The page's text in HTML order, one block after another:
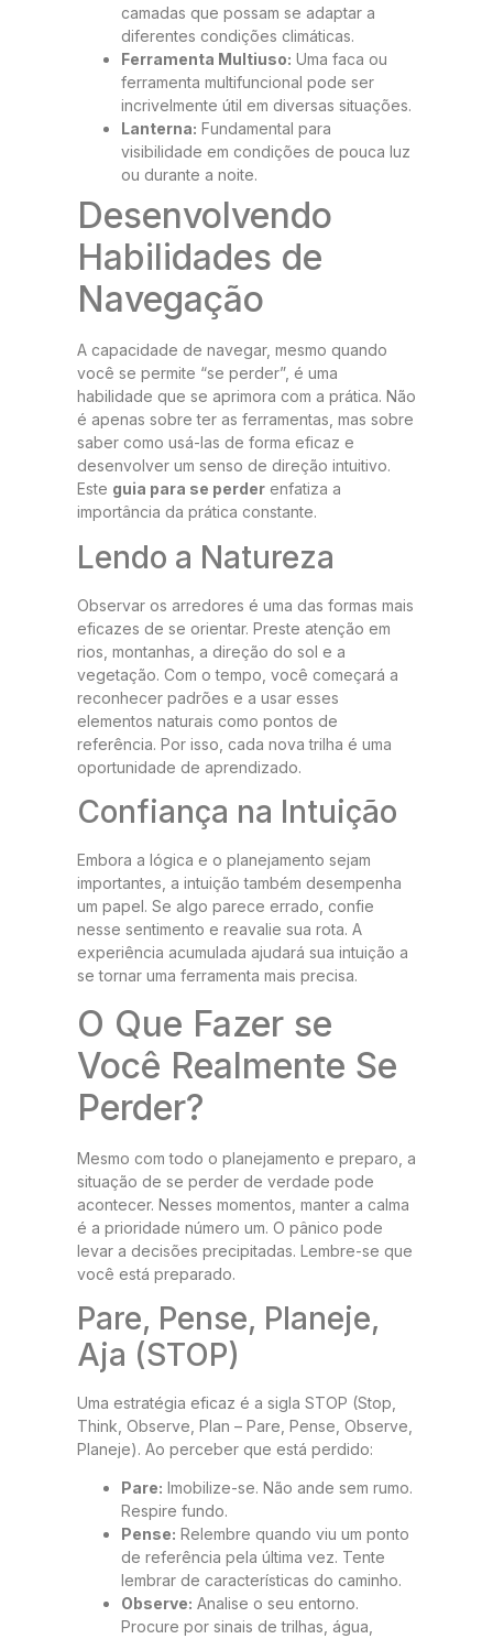
camadas que possam se adaptar a
diferentes condições climáticas.
Ferramenta Multiuso: Uma faca ou
ferramenta multifuncional pode ser
incrivelmente útil em diversas situações.
Lanterna: Fundamental para
visibilidade em condições de pouca luz
ou durante a noite.
Desenvolvendo
Habilidades de
Navegação
A capacidade de navegar, mesmo quando
você se permite “se perder”, é uma
habilidade que se aprimora com a prática. Não
é apenas sobre ter as ferramentas, mas sobre
saber como usá-las de forma eficaz e
desenvolver um senso de direção intuitivo.
Este guia para se perder enfatiza a
importância da prática constante.
Lendo a Natureza
Observar os arredores é uma das formas mais
eficazes de se orientar. Preste atenção em
rios, montanhas, a direção do sol e a
vegetação. Com o tempo, você começará a
reconhecer padrões e a usar esses
elementos naturais como pontos de
referência. Por isso, cada nova trilha é uma
oportunidade de aprendizado.
Confiança na Intuição
Embora a lógica e o planejamento sejam
importantes, a intuição também desempenha
um papel. Se algo parece errado, confie
nesse sentimento e reavalie sua rota. A
experiência acumulada ajudará sua intuição a
se tornar uma ferramenta mais precisa.
O Que Fazer se
Você Realmente Se
Perder?
Mesmo com todo o planejamento e preparo, a
situação de se perder de verdade pode
acontecer. Nesses momentos, manter a calma
é a prioridade número um. O pânico pode
levar a decisões precipitadas. Lembre-se que
você está preparado.
Pare, Pense, Planeje,
Aja (STOP)
Uma estratégia eficaz é a sigla STOP (Stop,
Think, Observe, Plan – Pare, Pense, Observe,
Planeje). Ao perceber que está perdido:
Pare: Imobilize-se. Não ande sem rumo.
Respire fundo.
Pense: Relembre quando viu um ponto
de referência pela última vez. Tente
lembrar de características do caminho.
Observe: Analise o seu entorno.
Procure por sinais de trilhas, água,